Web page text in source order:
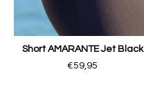
Short AMARANTE Jet Black
€59,95